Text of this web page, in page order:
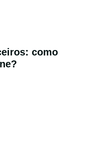
como